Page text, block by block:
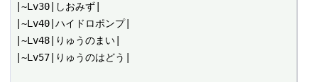
|~Lv30|しおみず|
|~Lv40|ハイドロポンプ|
|~Lv48|りゅうのまい|
|~Lv57|りゅうのはどう|